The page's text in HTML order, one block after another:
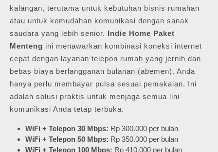
kalangan, terutama untuk kebutuhan bisnis rumahan
atau untuk kemudahan komunikasi dengan sanak
saudara yang lebih senior. Indie Home Paket
Menteng ini menawarkan kombinasi koneksi internet
cepat dengan layanan telepon rumah yang jernih dan
bebas biaya berlangganan bulanan (abemen). Anda
hanya perlu membayar pulsa sesuai pemakaian. Ini
adalah solusi praktis untuk menjaga semua lini
komunikasi Anda tetap terbuka.
WiFi + Telepon 30 Mbps: Rp 300.000 per bulan
WiFi + Telepon 50 Mbps: Rp 350.000 per bulan
WiFi + Telepon 100 Mbps: Rp 410.000 per bulan